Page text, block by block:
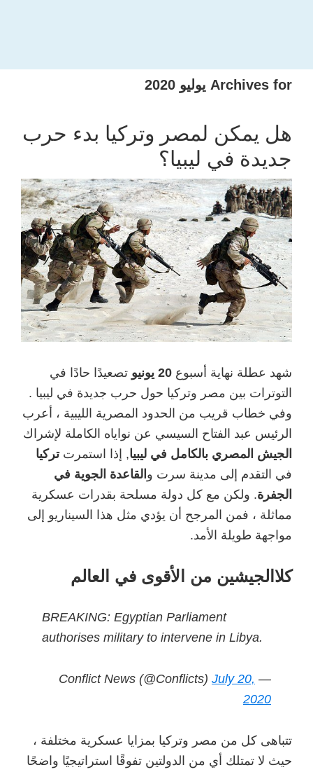
Archives for يوليو 2020
هل يمكن لمصر وتركيا بدء حرب
جديدة في ليبيا؟
شهد عطلة نهاية أسبوع 20 يونيو
تصعيدًا حادًا في
التوترات بين مصر وتركيا حول حرب جديدة في ليبيا .
وفي خطاب قريب من الحدود المصرية الليبية ، أعرب
الرئيس عبد الفتاح السيسي عن نواياه الكاملة لإشراك
الجيش المصري بالكامل في ليبيا, إذا استمرتتركيا
في التقدم إلى مدينة سرت و القاعدة الجوية في
الجفرة. ولكن مع كل دولة مسلحة بقدرات عسكرية
مماثلة ، فمن المرجح أن يؤدي مثل هذا السيناريو إلى
مواجهة طويلة الأمد.
كلا الجيشين من الأقوى في العالم
BREAKING: Egyptian Parliament
authorises military to intervene in Libya.
— Conflict News (@Conflicts)
July 20,
2020
تتباهى كل من مصر وتركيا بمزايا عسكرية مختلفة ،
حيث لا تمتلك أي من الدولتين تفوقًا استراتيجيًا واضحًا